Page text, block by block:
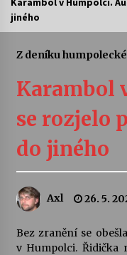
4. 8.
30.
Veselí
30.
28.
jiného
Z deníku
Karambol
se rozjelo
do jiného
Axl 26. 5.
Bez zranění se
v Humpolci. Řidička